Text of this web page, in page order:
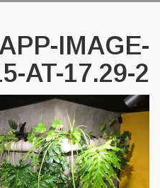
IMAGE-
AT-17.29-2